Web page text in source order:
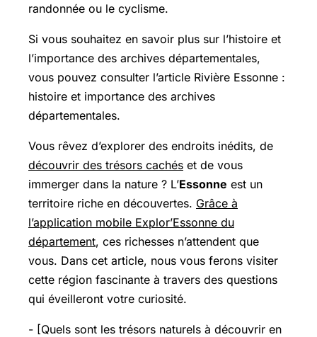
randonnée ou le cyclisme.
Si vous souhaitez en savoir plus sur l’histoire et
l’importance des archives départementales,
vous pouvez consulter l’article Rivière Essonne :
histoire et importance des archives
départementales.
Vous rêvez d’explorer des endroits inédits, de
découvrir des trésors cachés et de vous
immerger dans la nature ? L’Essonne est un
territoire riche en découvertes. Grâce à
l’application mobile Explor’Essonne du
département, ces richesses n’attendent que
vous. Dans cet article, nous vous ferons visiter
cette région fascinante à travers des questions
qui éveilleront votre curiosité.
- [Quels sont les trésors naturels à découvrir en